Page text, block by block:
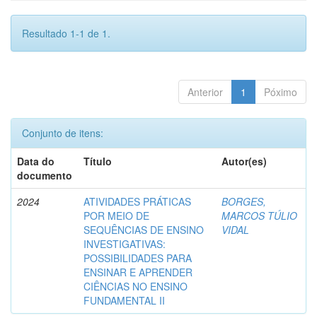
Resultado 1-1 de 1.
Anterior 1 Póximo
Conjunto de itens:
Data do
documento
Título Autor(es)
2024
ATIVIDADES PRÁTICAS
POR MEIO DE
SEQUÊNCIAS DE ENSINO
INVESTIGATIVAS:
POSSIBILIDADES PARA
ENSINAR E APRENDER
CIÊNCIAS NO ENSINO
FUNDAMENTAL II
BORGES,
MARCOS TÚLIO
VIDAL